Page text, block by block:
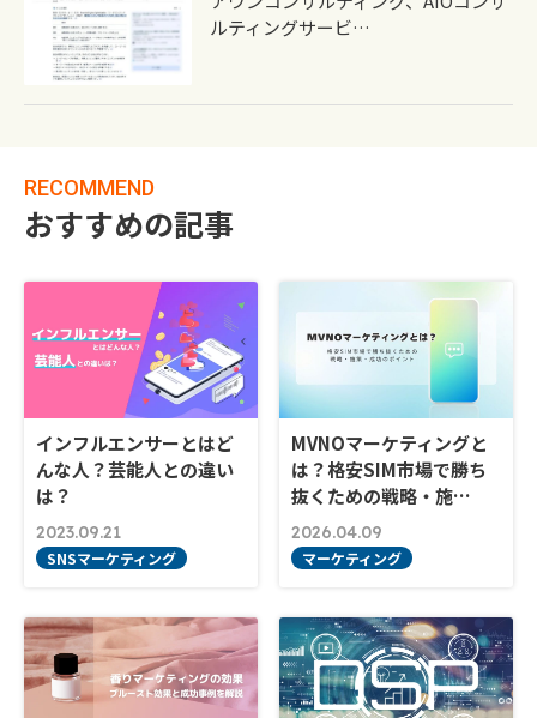
ルティングサービ…
RECOMMEND
おすすめの記事
インフルエンサーとはど
んな人？芸能人との違い
は？
2023.09.21
SNSマーケティング
MVNOマーケティングと
は？格安SIM市場で勝ち
抜くための戦略・施…
2026.04.09
マーケティング